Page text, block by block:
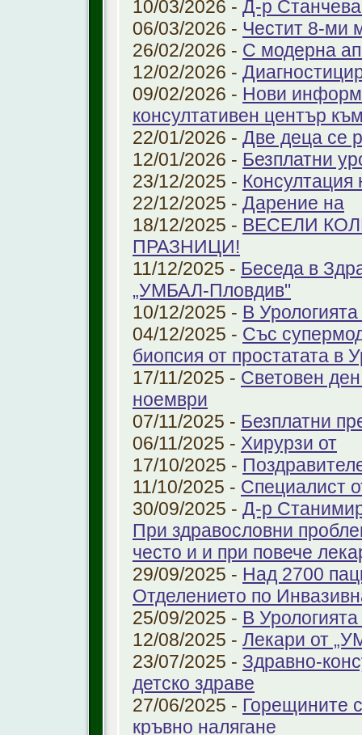
10/03/2026 - Д-р
06/03/2026 - Честит 8-ми
26/02/2026 - С модерна
12/02/2026 -
09/02/2026 - Нови
консултативен център
22/01/2026 - Две деца се
12/01/2026 - Безплатни
23/12/2025 - Консултация
22/12/2025 - Дарение на
18/12/2025 - ВЕСЕЛИ
ПРАЗНИЦИ!
11/12/2025 - Беседа в
„УМБАЛ-Пловдив"
10/12/2025 - В
04/12/2025 - Със
биопсия от простатата в
17/11/2025 - Световен
ноември
07/11/2025 - Безплатни
06/11/2025 - Хирурзи от
17/10/2025 -
11/10/2025 - Специалист
30/09/2025 - Д-р
При здравословни
често и и при повече
29/09/2025 - Над 2700
Отделението по
25/09/2025 - В
12/08/2025 - Лекари от
23/07/2025 - Здравно-
детско здраве
27/06/2025 - Горещините
кръвно налягане